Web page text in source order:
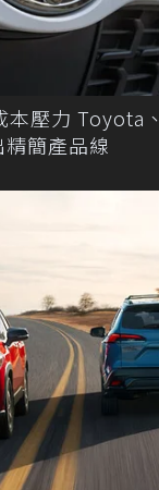
壓力 Toyota、
簡產品線